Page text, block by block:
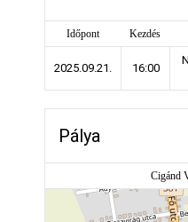
Időpont Kezdés
2025.09.21. 16:00
Pálya
Cigánd